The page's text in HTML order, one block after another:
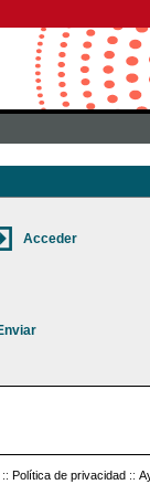
:: Política de privacidad ::